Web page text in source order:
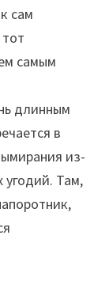
сам
самым
длинным
в
из-
угодий. Там,